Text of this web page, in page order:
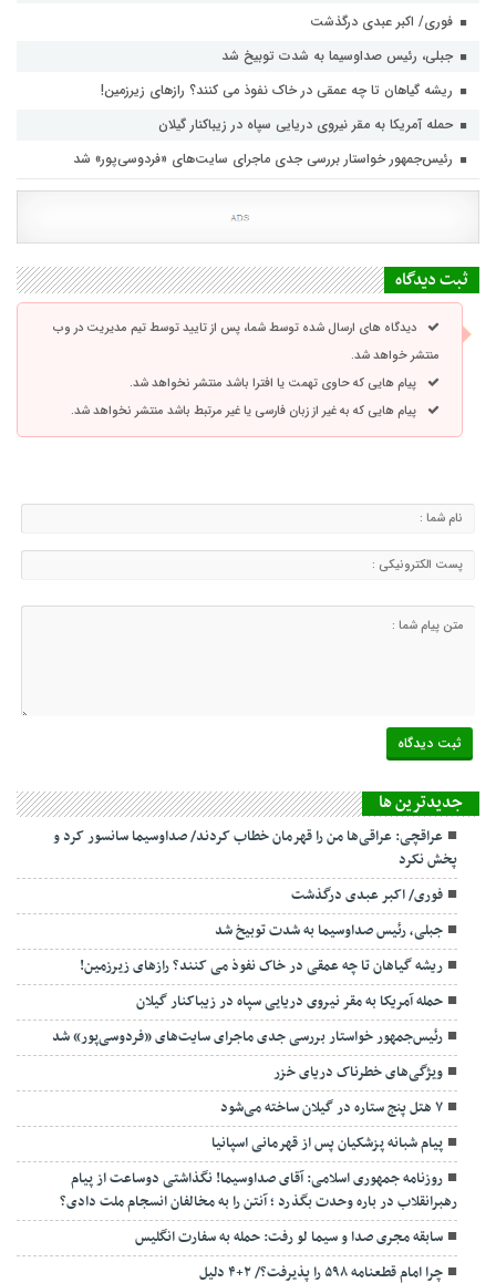
فوری/ اکبر عبدی درگذشت
جبلی، رئیس صداوسیما به شدت توبیخ شد
ریشه گیاهان تا چه عمقی در خاک نفوذ می کنند؟ رازهای زیرزمین!
حمله آمریکا به مقر نیروی دریایی سپاه در زیباکنار گیلان
رئیس‌جمهور خواستار بررسی جدی ماجرای سایت‌های «فردوسی‌پور» شد
ثبت دیدگاه
دیدگاه های ارسال شده توسط شما، پس از تایید توسط تیم مدیریت در وب
منتشر خواهد شد.
پیام هایی که حاوی تهمت یا افترا باشد منتشر نخواهد شد.
پیام هایی که به غیر از زبان فارسی یا غیر مرتبط باشد منتشر نخواهد شد.
جديدترين ها
عراقچی: عراقی‌ها من را قهرمان خطاب کردند/ صداوسیما سانسور کرد و
پخش نکرد
فوری/ اکبر عبدی درگذشت
جبلی، رئیس صداوسیما به شدت توبیخ شد
ریشه گیاهان تا چه عمقی در خاک نفوذ می کنند؟ رازهای زیرزمین!
حمله آمریکا به مقر نیروی دریایی سپاه در زیباکنار گیلان
رئیس‌جمهور خواستار بررسی جدی ماجرای سایت‌های «فردوسی‌پور» شد
ویژگی‌های خطرناک دریای خزر
۷ هتل پنج ستاره در گیلان ساخته می‌شود
پیام شبانه پزشکیان پس از قهرمانی اسپانیا
روزنامه جمهوری اسلامی: آقای صداوسیما! نگذاشتی دوساعت از پیام
رهبرانقلاب در باره وحدت بگذرد ؛ آنتن را به مخالفان انسجام ملت دادی؟
سابقه مجری صدا و سیما لو رفت: حمله به سفارت انگلیس
چرا امام قطعنامه ۵۹۸ را پذیرفت؟/ ۲+۴ دلیل